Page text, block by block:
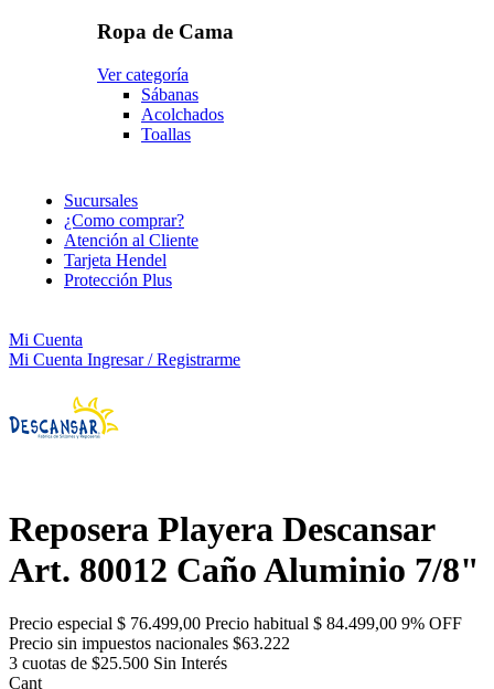
Ropa de Cama
Ver categoría
Sábanas
Acolchados
Toallas
Sucursales
¿Como comprar?
Atención al Cliente
Tarjeta Hendel
Protección Plus
Mi Cuenta
Mi Cuenta Ingresar / Registrarme
Reposera Playera Descansar
Art. 80012 Caño Aluminio 7/8"
Precio especial $ 76.499,00 Precio habitual $ 84.499,00 9% OFF
Precio sin impuestos nacionales $63.222
3 cuotas de $25.500 Sin Interés
Cant